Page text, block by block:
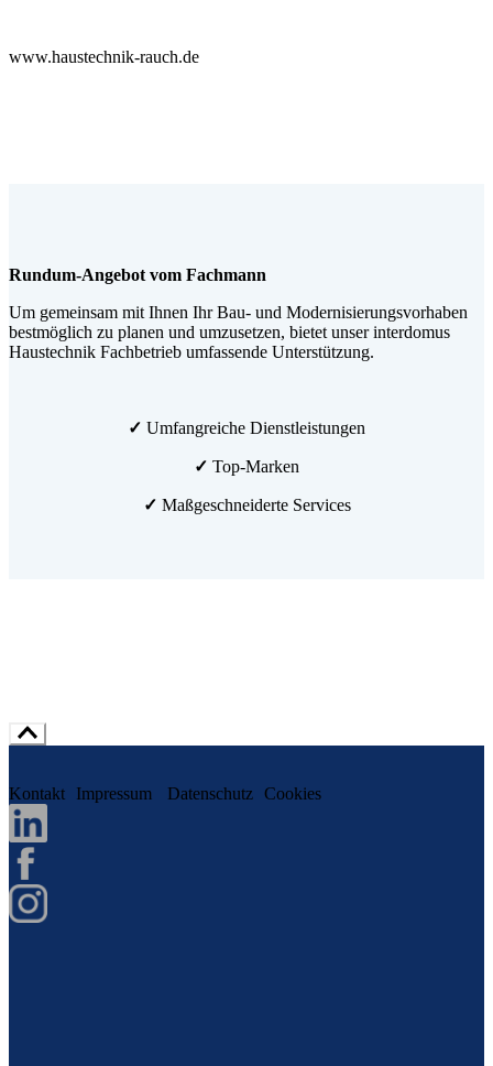
www.haustechnik-rauch.de
Rundum-Angebot vom Fachmann
Um gemeinsam mit Ihnen Ihr Bau- und Modernisierungsvorhaben
bestmöglich zu planen und umzusetzen, bietet unser interdomus
Haustechnik Fachbetrieb umfassende Unterstützung.
✓ Umfangreiche Dienstleistungen
✓ Top-Marken
✓ Maßgeschneiderte Services
Kontakt Impressum Datenschutz Cookies